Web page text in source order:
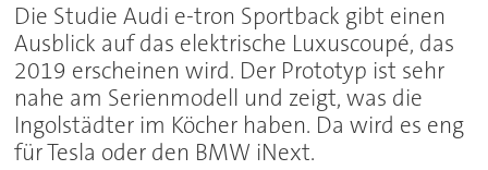
Die Studie Audi e-tron Sportback gibt einen
Ausblick auf das elektrische Luxuscoupé, das
2019 erscheinen wird. Der Prototyp ist sehr
nahe am Serienmodell und zeigt, was die
Ingolstädter im Köcher haben. Da wird es eng
für Tesla oder den BMW iNext.